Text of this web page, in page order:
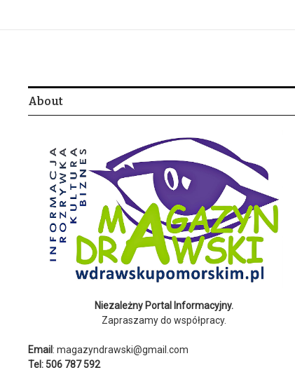
About
Niezależny Portal Informacyjny.
Zapraszamy do współpracy.
Email : magazyndrawski@gmail.com
Tel: 506 787 592